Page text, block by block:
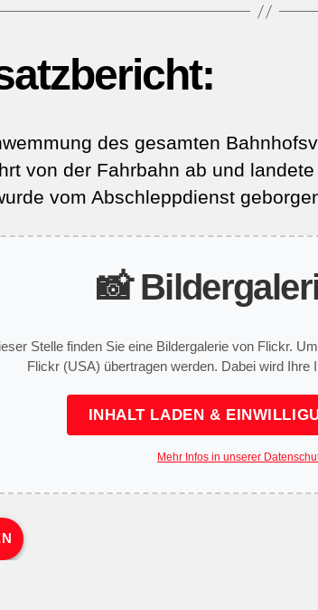
des gesamten
von der Fahrbahn ab und
vom Abschleppdienst
📸
Stelle finden Sie eine Bildergalerie von Flickr.
Flickr (USA) übertragen werden. Dabei wird Ihre
INHALT LADEN &
Mehr Infos in unserer